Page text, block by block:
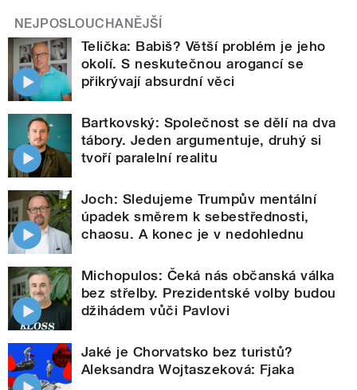
NEJPOSLOUCHANĚJŠÍ
Telička: Babiš? Větší problém je jeho
okolí. S neskutečnou arogancí se
přikrývají absurdní věci
Bartkovský: Společnost se dělí na dva
tábory. Jeden argumentuje, druhý si
tvoří paralelní realitu
Joch: Sledujeme Trumpův mentální
úpadek směrem k sebestřednosti,
chaosu. A konec je v nedohlednu
Michopulos: Čeká nás občanská válka
bez střelby. Prezidentské volby budou
džihádem vůči Pavlovi
Jaké je Chorvatsko bez turistů?
Aleksandra Wojtaszeková: Fjaka